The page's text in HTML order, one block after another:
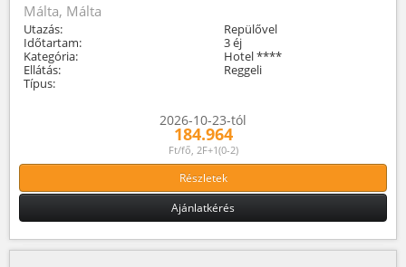
Málta, Málta
Utazás:
Repülővel
Időtartam:
3 éj
Kategória:
Hotel ****
Ellátás:
Reggeli
Típus:
2026-10-23-tól
184.964
Ft/fő, 2F+1(0-2)
Részletek
Ajánlatkérés